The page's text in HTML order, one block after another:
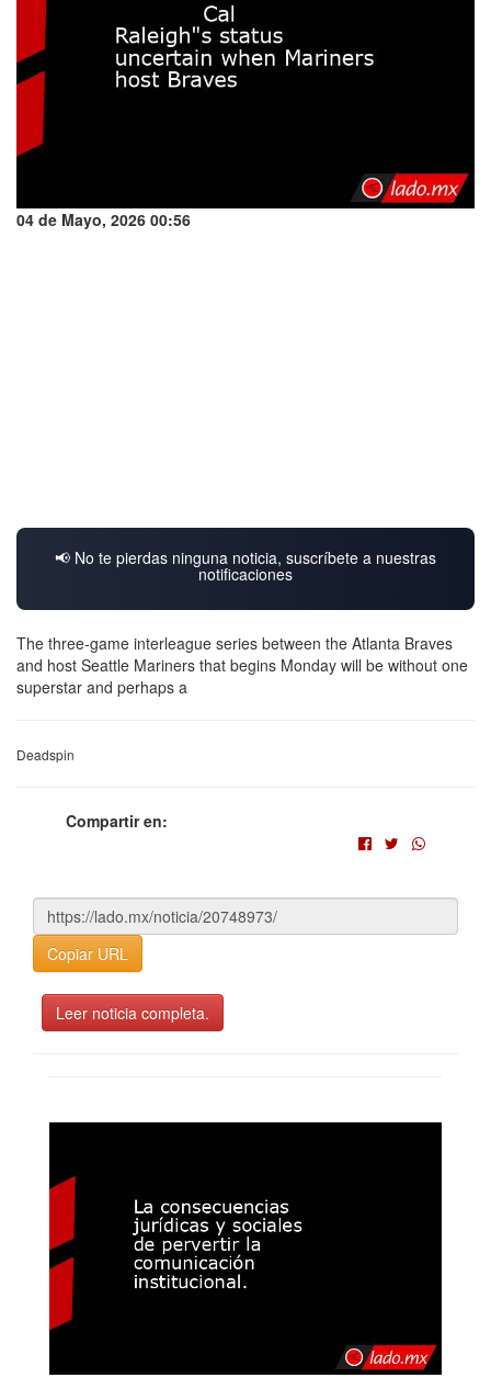
04 de Mayo, 2026 00:56
📢 No te pierdas ninguna noticia, suscríbete a nuestras
notificaciones
The three-game interleague series between the Atlanta Braves
and host Seattle Mariners that begins Monday will be without one
superstar and perhaps a
Deadspin
Compartir en:
Copiar URL
Leer noticia completa.